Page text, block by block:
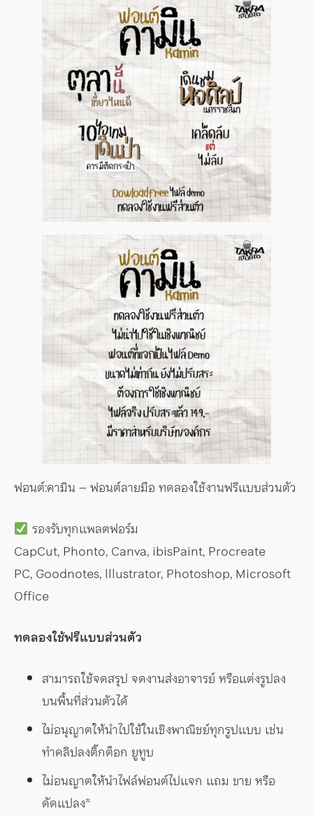
ฟอนต์:คามิน – ฟอนต์ลายมือ ทดลองใช้งานฟรีแบบส่วนตัว
รองรับทุกแพลตฟอร์ม
CapCut, Phonto, Canva, ibisPaint, Procreate
PC, Goodnotes, lllustrator, Photoshop, Microsoft
Office
ทดลองใช้ฟรีแบบส่วนตัว
สามารถใช้จดสรุป จดงานส่งอาจารย์ หรือแต่งรูปลง
บนพื้นที่ส่วนตัวได้
ไม่อนุญาตให้นำไปใช้ในเชิงพาณิชย์ทุกรูปแบบ เช่น
ทำคลิปลงติ๊กต็อก ยูทูบ
ไม่อนญาตให้นำไฟล์ฟอนต์ไปแจก แถม ขาย หรือ
ดัดแปลง*